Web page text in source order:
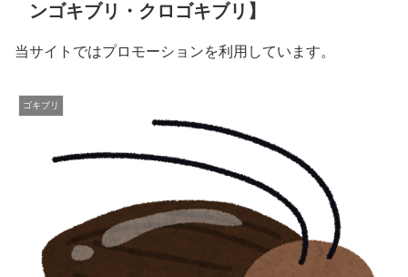
ンゴキブリ・クロゴキブリ】
当サイトではプロモーションを利用しています。
ゴキブリ